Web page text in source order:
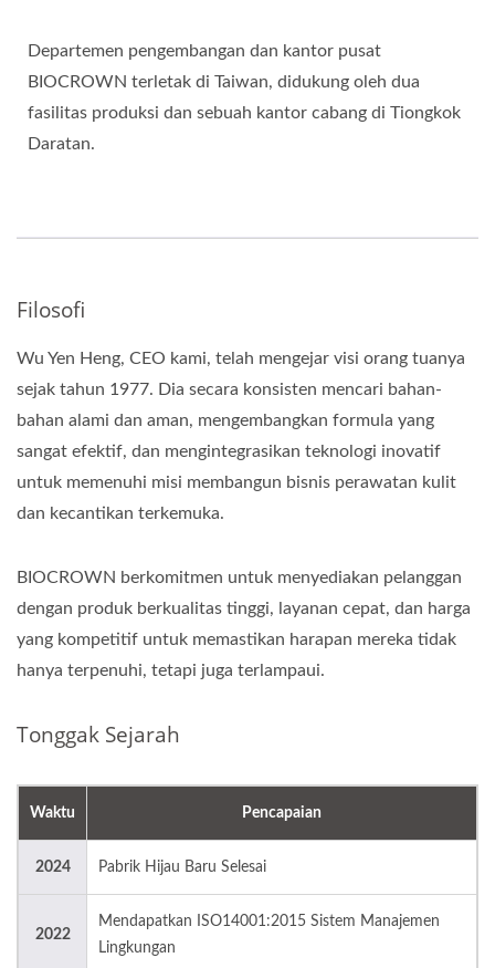
Departemen pengembangan dan kantor pusat
BIOCROWN terletak di Taiwan, didukung oleh dua
fasilitas produksi dan sebuah kantor cabang di Tiongkok
Daratan.
Filosofi
Wu Yen Heng, CEO kami, telah mengejar visi orang tuanya
sejak tahun 1977. Dia secara konsisten mencari bahan-
bahan alami dan aman, mengembangkan formula yang
sangat efektif, dan mengintegrasikan teknologi inovatif
untuk memenuhi misi membangun bisnis perawatan kulit
dan kecantikan terkemuka.
BIOCROWN berkomitmen untuk menyediakan pelanggan
dengan produk berkualitas tinggi, layanan cepat, dan harga
yang kompetitif untuk memastikan harapan mereka tidak
hanya terpenuhi, tetapi juga terlampaui.
Tonggak Sejarah
Waktu Pencapaian
2024 Pabrik Hijau Baru Selesai
2022
Mendapatkan ISO14001:2015 Sistem Manajemen
Lingkungan